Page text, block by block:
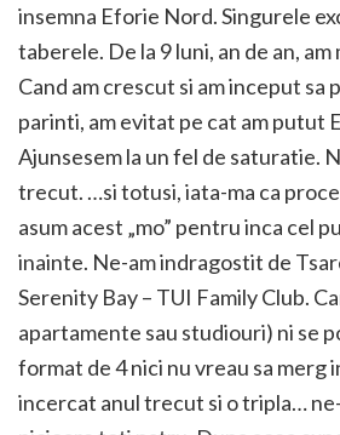
insemna Eforie Nord. Singurele
taberele. De la 9 luni, an de an, am
Cand am crescut si am inceput sa
parinti, am evitat pe cat am putut
Ajunsesem la un fel de saturatie.
trecut. …si totusi, iata-ma ca
asum acest „mo” pentru inca cel
inainte. Ne-am indragostit de
Serenity Bay – TUI Family Club.
apartamente sau studiouri) ni se
format de 4 nici nu vreau sa merg
incercat anul trecut si o tripla…